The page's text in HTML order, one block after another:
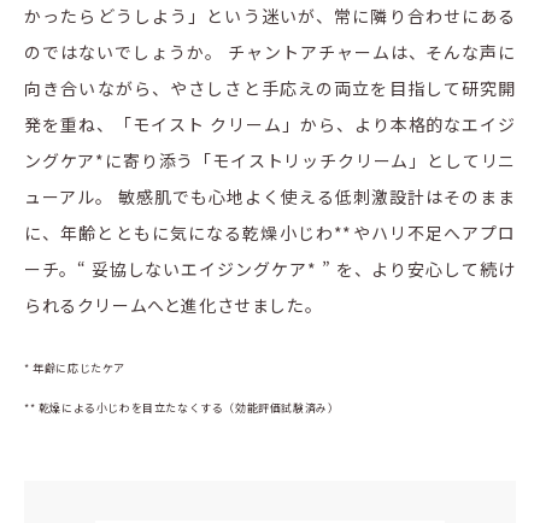
かったらどうしよう」という迷いが、常に隣り合わせにある
のではないでしょうか。 チャントアチャームは、そんな声に
向き合いながら、やさしさと手応えの両立を目指して研究開
発を重ね、「モイスト クリーム」から、より本格的なエイジ
ングケア*に寄り添う「モイストリッチクリーム」としてリニ
ューアル。 敏感肌でも心地よく使える低刺激設計はそのまま
に、年齢とともに気になる乾燥小じわ**やハリ不足へアプロ
ーチ。“ 妥協しないエイジングケア* ” を、より安心して続け
られるクリームへと進化させました。
* 年齢に応じたケア
** 乾燥による小じわを目立たなくする（効能評価試験済み）